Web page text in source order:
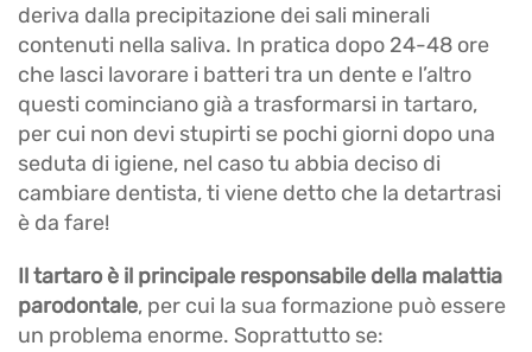
deriva dalla precipitazione dei sali minerali
contenuti nella saliva. In pratica dopo 24-48 ore
che lasci lavorare i batteri tra un dente e l’altro
questi cominciano già a trasformarsi in tartaro,
per cui non devi stupirti se pochi giorni dopo una
seduta di igiene, nel caso tu abbia deciso di
cambiare dentista, ti viene detto che la detartrasi
è da fare!
Il tartaro è il principale responsabile della malattia
parodontale, per cui la sua formazione può essere
un problema enorme. Soprattutto se: